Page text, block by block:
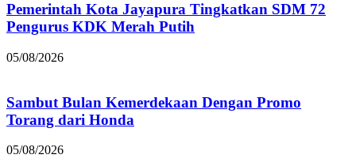
Pemerintah Kota Jayapura Tingkatkan SDM 72
Pengurus KDK Merah Putih
05/08/2026
Sambut Bulan Kemerdekaan Dengan Promo
Torang dari Honda
05/08/2026